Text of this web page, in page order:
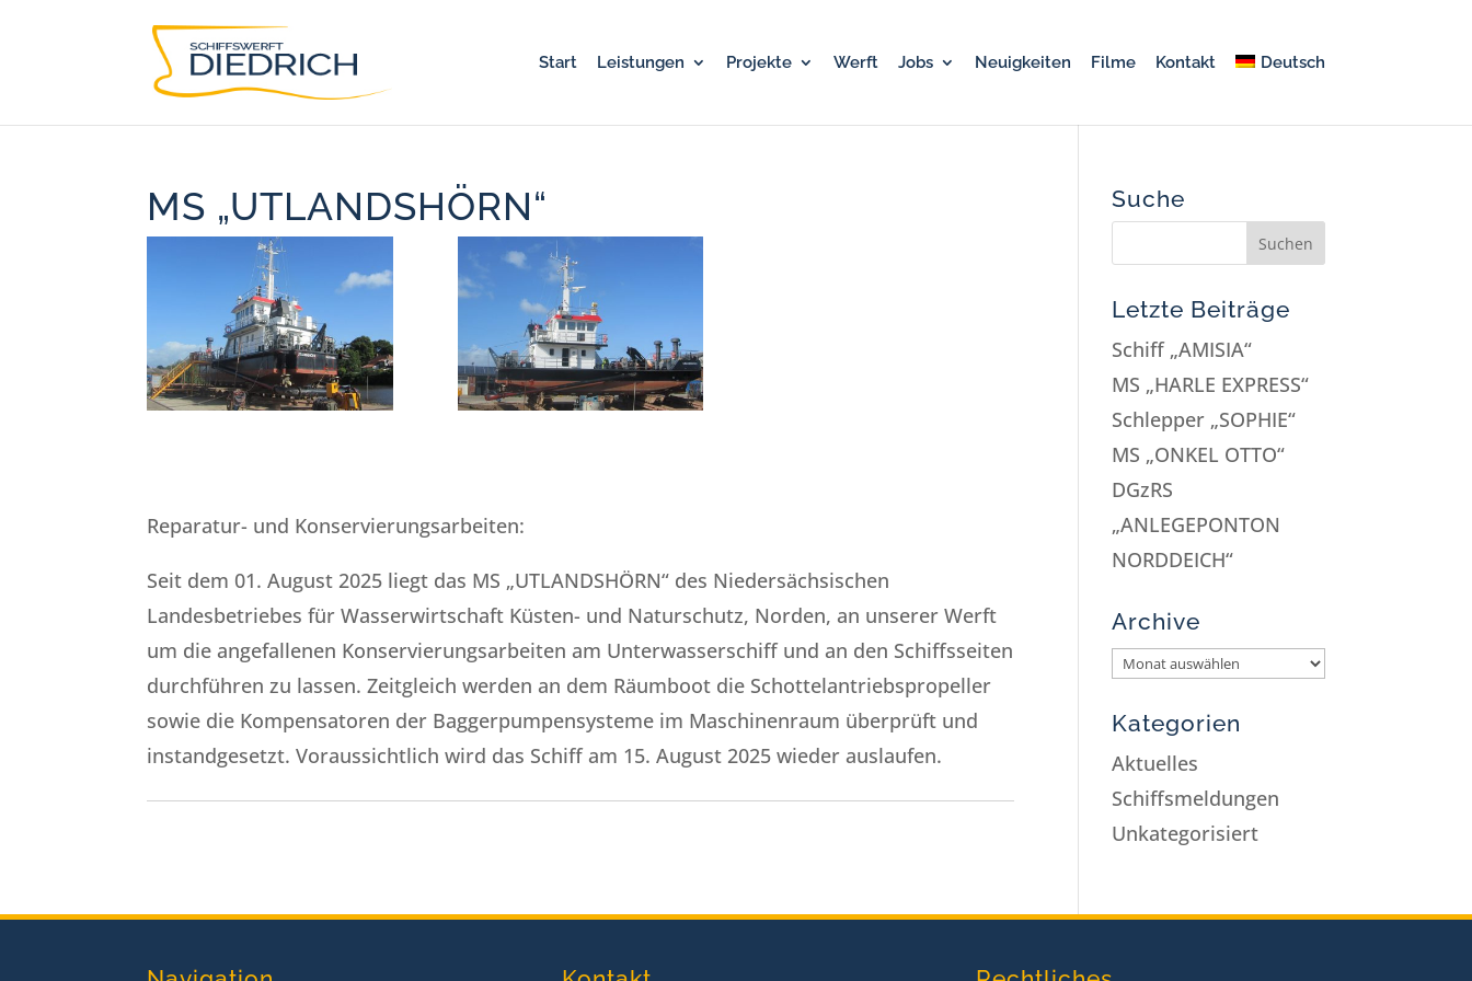
Start Leistungen Projekte Werft Jobs Neuigkeiten Filme Kontakt Deutsch
MS „UTLANDSHÖRN“
Reparatur- und Konservierungsarbeiten:
Seit dem 01. August 2025 liegt das MS „UTLANDSHÖRN“ des Niedersächsischen
Landesbetriebes für Wasserwirtschaft Küsten- und Naturschutz, Norden, an unserer Werft
um die angefallenen Konservierungsarbeiten am Unterwasserschiff und an den Schiffsseiten
durchführen zu lassen. Zeitgleich werden an dem Räumboot die Schottelantriebspropeller
sowie die Kompensatoren der Baggerpumpensysteme im Maschinenraum überprüft und
instandgesetzt. Voraussichtlich wird das Schiff am 15. August 2025 wieder auslaufen.
Suche
Letzte Beiträge
Schiff „AMISIA“
MS „HARLE EXPRESS“
Schlepper „SOPHIE“
MS „ONKEL OTTO“
DGzRS
„ANLEGEPONTON
NORDDEICH“
Archive
Kategorien
Aktuelles
Schiffsmeldungen
Unkategorisiert